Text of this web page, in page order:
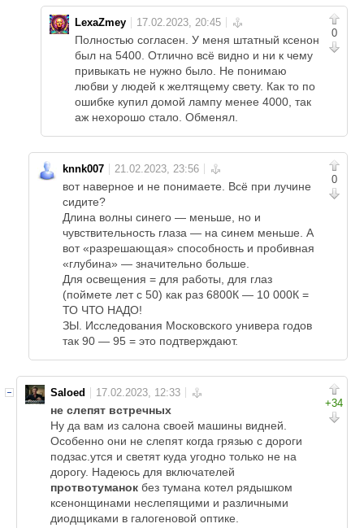
0
LexaZmey
Полностью согласен. У меня штатный ксенон
был на 5400. Отлично всё видно и ни к чему
привыкать не нужно было. Не понимаю
любви у людей к желтящему свету. Как то по
ошибке купил домой лампу менее 4000, так
аж нехорошо стало. Обменял.
0
knnk007
вот наверное и не понимаете. Всё при лучине
сидите?
Длина волны синего — меньше, но и
чувствительность глаза — на синем меньше. А
вот «разрешающая» способность и пробивная
«глубина» — значительно больше.
Для освещения = для работы, для глаз
(поймете лет с 50) как раз 6800К — 10 000К =
ТО ЧТО НАДО!
ЗЫ. Исследования Московского универа годов
так 90 — 95 = это подтверждают.
+34
Saloed
не слепят встречных
Ну да вам из салона своей машины видней.
Особенно они не слепят когда грязью с дороги
подзас.утся и светят куда угодно только не на
дорогу. Надеюсь для включателей
протвотуманок без тумана котел рядышком
ксенонщинами неслепящими и различными
диодщиками в галогеновой оптике.